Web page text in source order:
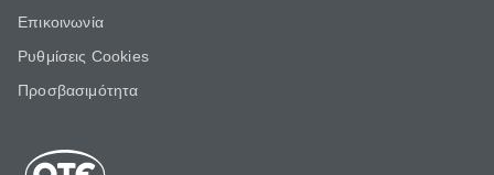
Επικοινωνία
Ρυθμίσεις Cookies
Προσβασιμότητα